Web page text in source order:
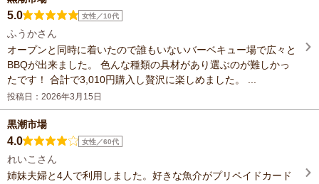
5.0 女性／10代
ふうかさん
オープンと同時に着いたので誰もいないバーベキュー場で広々と
BBQが出来ました。 色んな種類の具材があり選ぶのが難しかっ
たです！ 合計で3,010円購入し贅沢に楽しめました。 ...
投稿日：2026年3月15日
黒潮市場
4.0 女性／60代
れいこさん
姉妹夫婦と4人で利用しました。好きな魚介がプリペイドカード